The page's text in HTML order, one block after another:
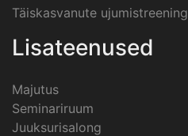
Täiskasvanute ujumistreening
Lisateenused
Majutus
Seminariruum
Juuksurisalong